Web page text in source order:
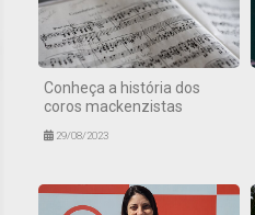
Conheça a história dos
coros mackenzistas
29/08/2023